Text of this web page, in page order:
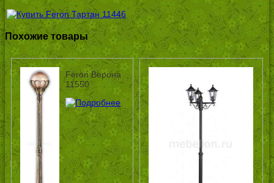
Похожие товары
Feron Верона
11550